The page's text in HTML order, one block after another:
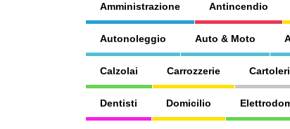
Amministrazione Antincendio
Autonoleggio Auto & Moto
Calzolai Carrozzerie
Dentisti Domicilio